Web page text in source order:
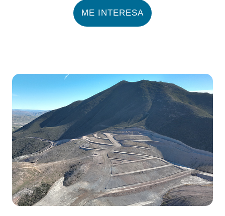
ME INTERESA